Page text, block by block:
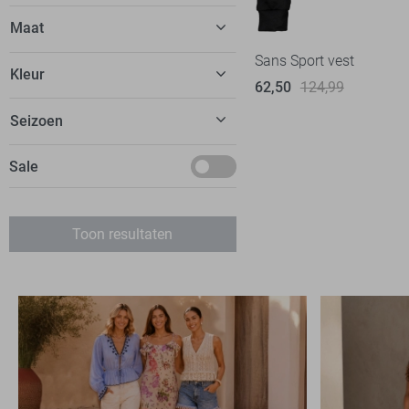
Sans 3
Maat
S
L
Kleur
Zwart
Seizoen
Basics
Sale
Toon resultaten
Sans Sport vest
62,50 124,99